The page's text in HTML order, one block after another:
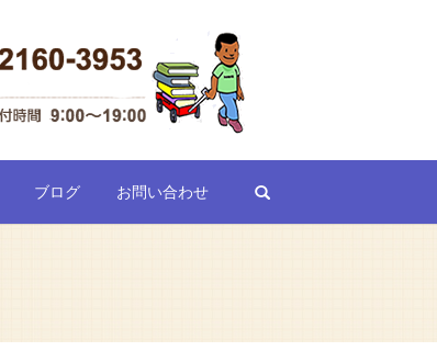
ブログ お問い合わせ